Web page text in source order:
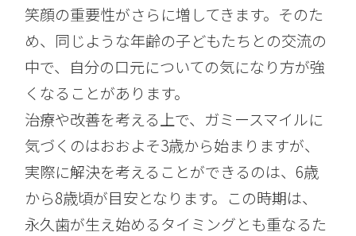
笑顔の重要性がさらに増してきます。そのた
め、同じような年齢の子どもたちとの交流の
中で、自分の口元についての気になり方が強
くなることがあります。
治療や改善を考える上で、ガミースマイルに
気づくのはおおよそ3歳から始まりますが、
実際に解決を考えることができるのは、6歳
から8歳頃が目安となります。この時期は、
永久歯が生え始めるタイミングとも重なるた